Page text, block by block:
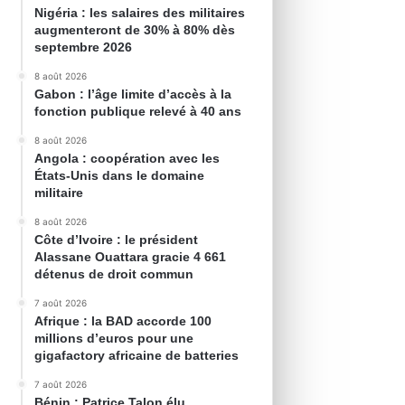
Nigéria : les salaires des militaires
augmenteront de 30% à 80% dès
septembre 2026
8 août 2026
Gabon : l’âge limite d’accès à la
fonction publique relevé à 40 ans
8 août 2026
Angola : coopération avec les
États-Unis dans le domaine
militaire
8 août 2026
Côte d’Ivoire : le président
Alassane Ouattara gracie 4 661
détenus de droit commun
7 août 2026
Afrique : la BAD accorde 100
millions d’euros pour une
gigafactory africaine de batteries
7 août 2026